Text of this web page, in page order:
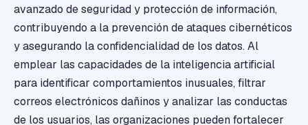
avanzado de seguridad y protección de información,
contribuyendo a la prevención de ataques cibernéticos
y asegurando la confidencialidad de los datos. Al
emplear las capacidades de la inteligencia artificial
para identificar comportamientos inusuales, filtrar
correos electrónicos dañinos y analizar las conductas
de los usuarios, las organizaciones pueden fortalecer